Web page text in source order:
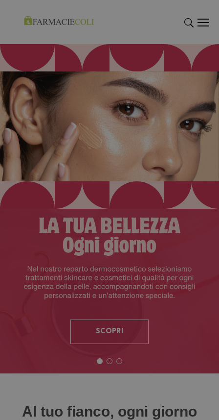
"Cerca
SCOPRI
Al tuo fianco, ogni giorno